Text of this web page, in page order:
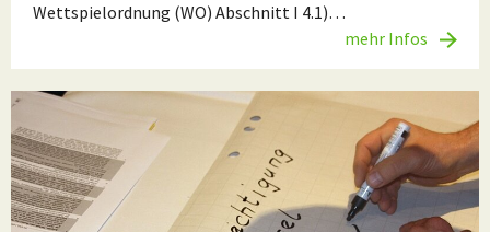
Wettspielordnung (WO) Abschnitt I 4.1)…
mehr Infos